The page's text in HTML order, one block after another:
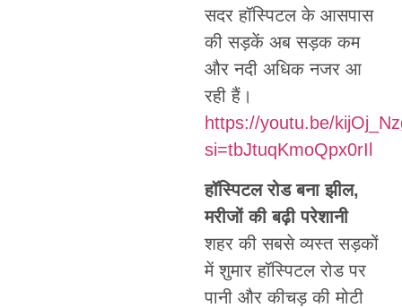
सदर हॉस्पिटल के आसपास
की सड़कें अब सड़क कम
और नदी अधिक नजर आ
रही हैं।
https://youtu.be/
si=tbJtuqKmoQpx0rIl
हॉस्पिटल रोड बना झील,
मरीजों की बढ़ी परेशानी
शहर की सबसे व्यस्त सड़कों
में शुमार हॉस्पिटल रोड पर
पानी और कीचड़ की मोटी